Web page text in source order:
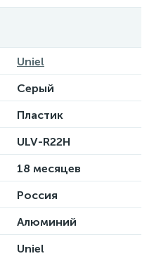
Uniel
Серый
Пластик
ULV-R22H
18 месяцев
Россия
Алюминий
Uniel